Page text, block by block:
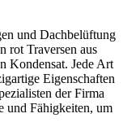
und Dachbelüftung
rot Traversen aus
Kondensat. Jede Art
Eigenschaften
der Firma
und Fähigkeiten, um